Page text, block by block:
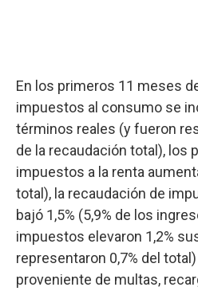
En los primeros 11 meses
impuestos al consumo se
términos reales (y fueron
de la recaudación total), los
impuestos a la renta
total), la recaudación de
bajó 1,5% (5,9% de los
impuestos elevaron 1,2%
representaron 0,7% del
proveniente de multas,